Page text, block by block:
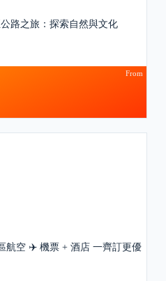
路之旅：探索自然與文化
From
航空 ✈️ 機票 + 酒店 一齊訂更優